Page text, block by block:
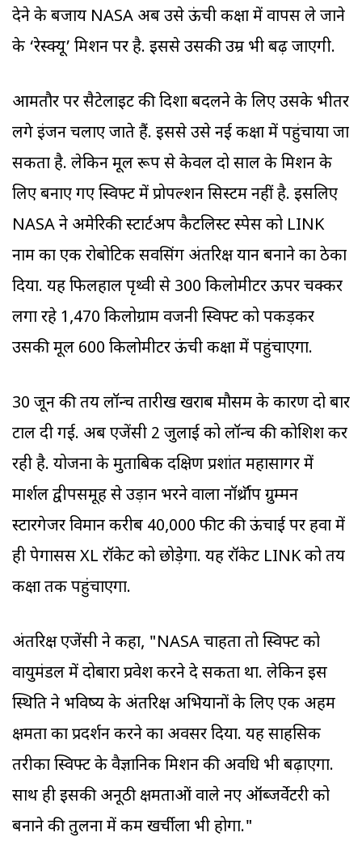
देने के बजाय NASA अब उसे ऊंची कक्षा में वापस ले जाने
के ‘रेस्क्यू’ मिशन पर है. इससे उसकी उम्र भी बढ़ जाएगी.
आमतौर पर सैटेलाइट की दिशा बदलने के लिए उसके भीतर
लगे इंजन चलाए जाते हैं. इससे उसे नई कक्षा में पहुंचाया जा
सकता है. लेकिन मूल रूप से केवल दो साल के मिशन के
लिए बनाए गए स्विफ्ट में प्रोपल्शन सिस्टम नहीं है. इसलिए
NASA ने अमेरिकी स्टार्टअप कैटलिस्ट स्पेस को LINK
नाम का एक रोबोटिक सर्विसिंग अंतरिक्ष यान बनाने का ठेका
दिया. यह फिलहाल पृथ्वी से 300 किलोमीटर ऊपर चक्कर
लगा रहे 1,470 किलोग्राम वजनी स्विफ्ट को पकड़कर
उसकी मूल 600 किलोमीटर ऊंची कक्षा में पहुंचाएगा.
30 जून की तय लॉन्च तारीख खराब मौसम के कारण दो बार
टाल दी गई. अब एजेंसी 2 जुलाई को लॉन्च की कोशिश कर
रही है. योजना के मुताबिक दक्षिण प्रशांत महासागर में
मार्शल द्वीपसमूह से उड़ान भरने वाला नॉर्थ्रॉप ग्रुम्मन
स्टारगेजर विमान करीब 40,000 फीट की ऊंचाई पर हवा में
ही पेगासस XL रॉकेट को छोड़ेगा. यह रॉकेट LINK को तय
कक्षा तक पहुंचाएगा.
अंतरिक्ष एजेंसी ने कहा, "NASA चाहता तो स्विफ्ट को
वायुमंडल में दोबारा प्रवेश करने दे सकता था. लेकिन इस
स्थिति ने भविष्य के अंतरिक्ष अभियानों के लिए एक अहम
क्षमता का प्रदर्शन करने का अवसर दिया. यह साहसिक
तरीका स्विफ्ट के वैज्ञानिक मिशन की अवधि भी बढ़ाएगा.
साथ ही इसकी अनूठी क्षमताओं वाले नए ऑब्जर्वेटरी को
बनाने की तुलना में कम खर्चीला भी होगा."